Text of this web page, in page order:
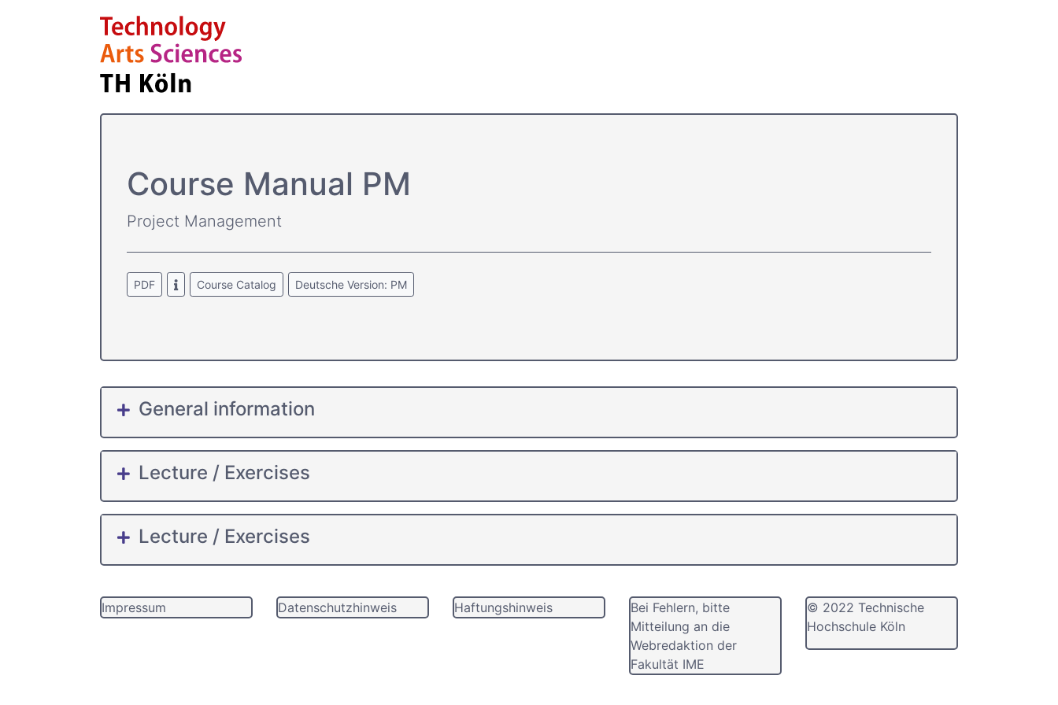
Course­ Manual PM
Project Management
PDF Course Catalog Deutsche Version: PM
General information
Lecture / Exercises
Lecture / Exercises
Impressum Datenschutzhinweis Haftungshinweis
Bei Fehlern, bitte
Mitteilung an die
Webredaktion der
Fakultät IME
© 2022 Technische
Hochschule Köln